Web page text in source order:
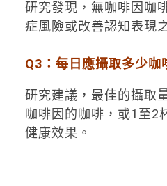
研究發現，無咖啡因咖
症風險或改善認知表現
Q3：每日應攝取多少咖
研究建議，最佳的攝取
咖啡因的咖啡，或1至2
健康效果。